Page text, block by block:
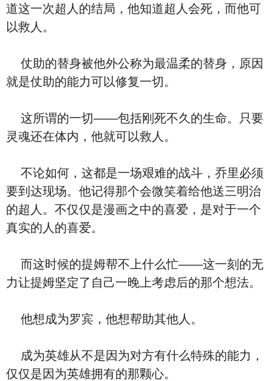
道这一次超人的结局，他知道超人会死，而他可
以救人。
仗助的替身被他外公称为最温柔的替身，原因
就是仗助的能力可以修复一切。
这所谓的一切——包括刚死不久的生命。只要
灵魂还在体内，他就可以救人。
不论如何，这都是一场艰难的战斗，乔里必须
要到达现场。他记得那个会微笑着给他送三明治
的超人。不仅仅是漫画之中的喜爱，是对于一个
真实的人的喜爱。
而这时候的提姆帮不上什么忙——这一刻的无
力让提姆坚定了自己一晚上考虑后的那个想法。
他想成为罗宾，他想帮助其他人。
成为英雄从不是因为对方有什么特殊的能力，
仅仅是因为英雄拥有的那颗心。